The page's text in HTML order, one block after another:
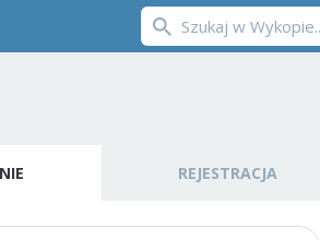
REJESTRACJA